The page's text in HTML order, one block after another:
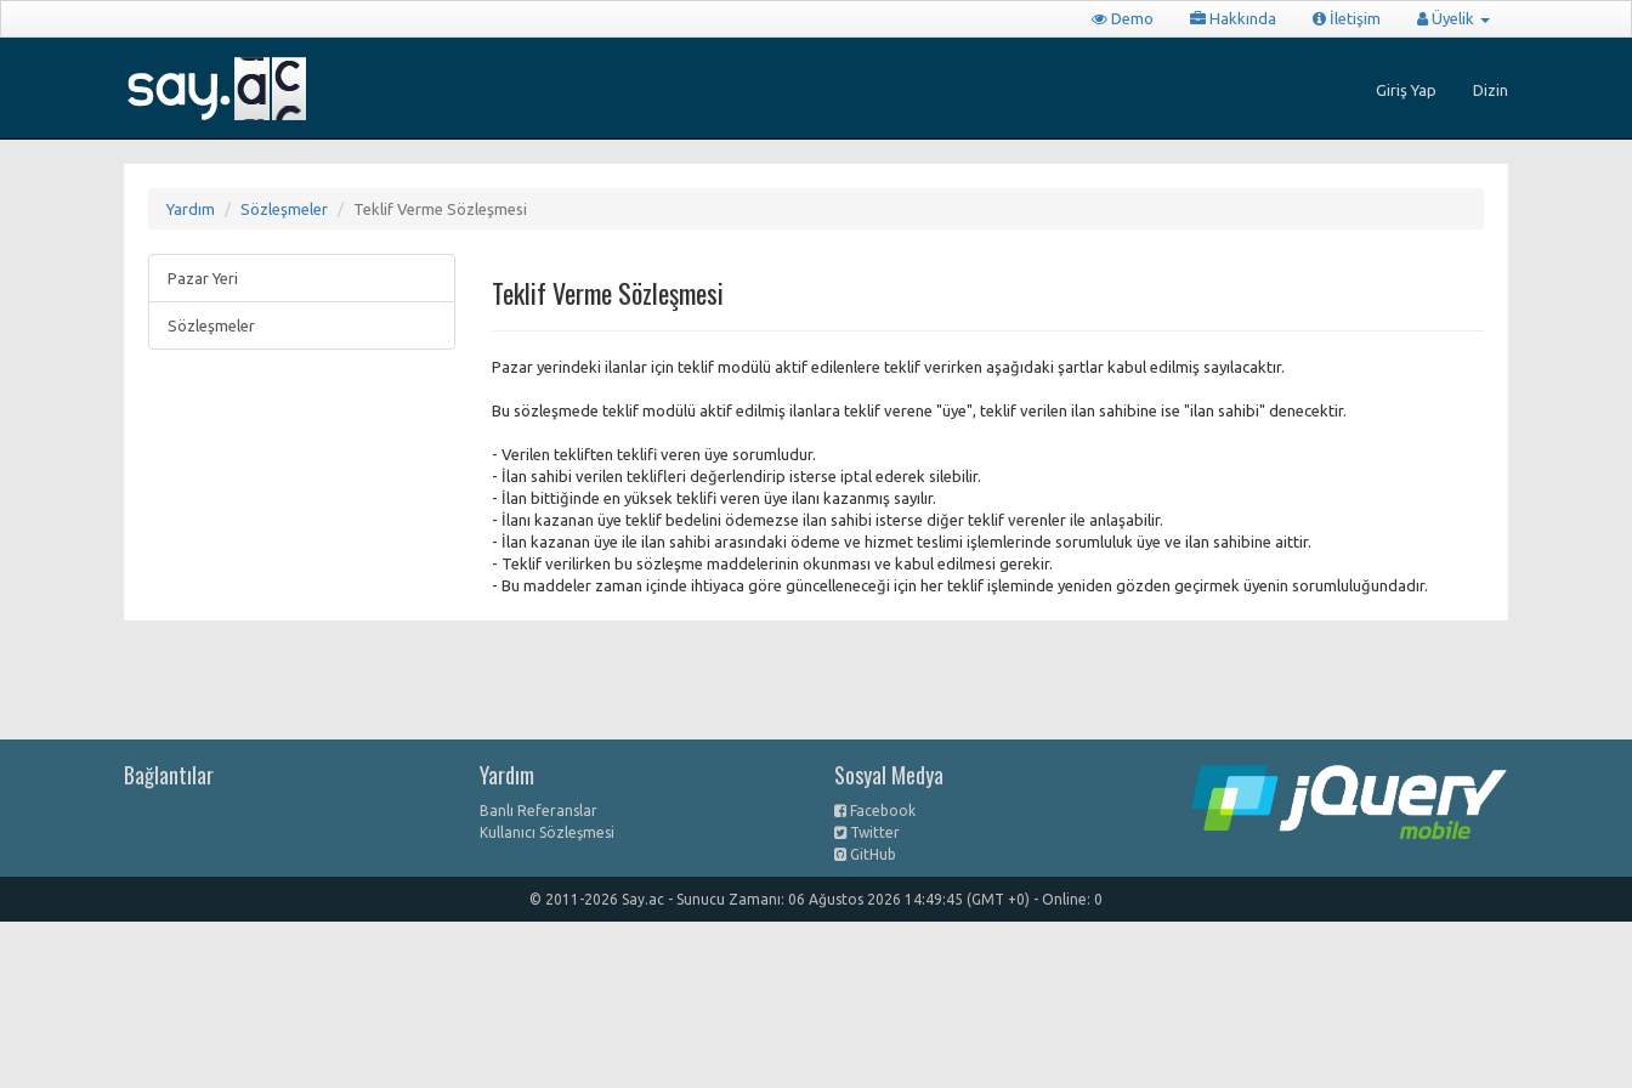
Demo Hakkında İletişim Üyelik
Giriş Yap Dizin
Yardım Sözleşmeler Teklif Verme Sözleşmesi
Pazar Yeri
Sözleşmeler
Teklif Verme Sözleşmesi
Pazar yerindeki ilanlar için teklif modülü aktif edilenlere teklif verirken aşağıdaki şartlar kabul edilmiş sayılacaktır.
Bu sözleşmede teklif modülü aktif edilmiş ilanlara teklif verene "üye", teklif verilen ilan sahibine ise "ilan sahibi" denecektir.
- Verilen tekliften teklifi veren üye sorumludur.
- İlan sahibi verilen teklifleri değerlendirip isterse iptal ederek silebilir.
- İlan bittiğinde en yüksek teklifi veren üye ilanı kazanmış sayılır.
- İlanı kazanan üye teklif bedelini ödemezse ilan sahibi isterse diğer teklif verenler ile anlaşabilir.
- İlan kazanan üye ile ilan sahibi arasındaki ödeme ve hizmet teslimi işlemlerinde sorumluluk üye ve ilan sahibine aittir.
- Teklif verilirken bu sözleşme maddelerinin okunması ve kabul edilmesi gerekir.
- Bu maddeler zaman içinde ihtiyaca göre güncelleneceği için her teklif işleminde yeniden gözden geçirmek üyenin sorumluluğundadır.
Bağlantılar Yardım
Banlı Referanslar
Kullanıcı Sözleşmesi
Sosyal Medya
Facebook
Twitter
GitHub
© 2011-2026 Say.ac - Sunucu Zamanı: 06 Ağustos 2026 14:49:45 (GMT +0) - Online: 0